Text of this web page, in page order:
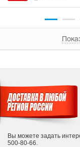
Вы можете задать
500-80-66.